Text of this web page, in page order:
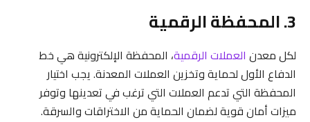
3. المحفظة الرقمية
لكل معدن العملات الرقمية، المحفظة الإلكترونية هي خط
الدفاع الأول لحماية وتخزين العملات المعدنة. يجب اختيار
المحفظة التي تدعم العملات التي ترغب في تعدينها وتوفر
ميزات أمان قوية لضمان الحماية من الاختراقات والسرقة.